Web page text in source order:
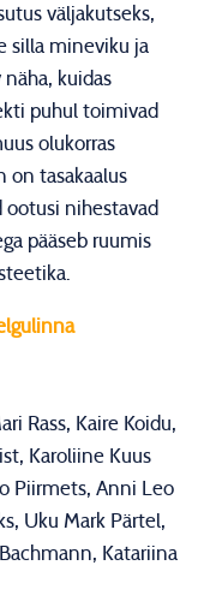
väljakutseks,
silla mineviku ja
kuidas
puhul toimivad
olukorras
on tasakaalus
ootusi nihestavad
pääseb ruumis
Rass, Kaire Koidu,
Karoliine Kuus
Piirmets, Anni Leo
Uku Mark Pärtel,
Katariina